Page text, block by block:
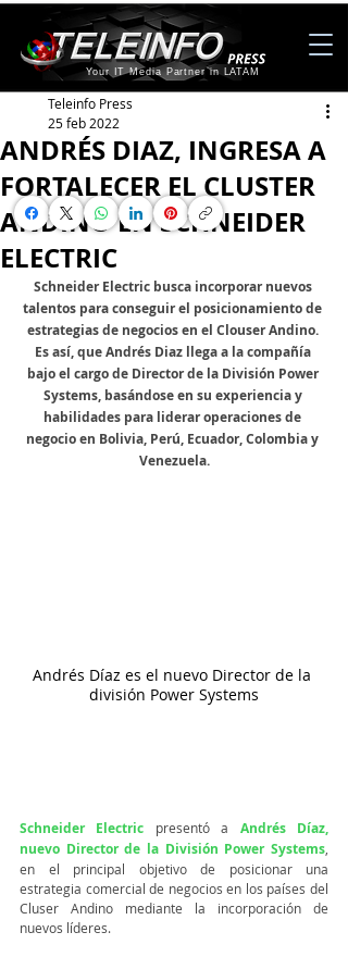
Your IT Media Partner in LATAM
ANDRÉS DIAZ, INGRESA A
FORTALECER EL CLUSTER
ANDINO EN SCHNEIDER
ELECTRIC
Teleinfo Press
25 feb 2022
Schneider Electric busca incorporar nuevos
talentos para conseguir el posicionamiento de
estrategias de negocios en el Clouser Andino.
Es así, que Andrés Diaz llega a la compañía
bajo el cargo de Director de la División Power
Systems, basándose en su experiencia y
habilidades para liderar operaciones de
negocio en Bolivia, Perú, Ecuador, Colombia y
Venezuela.
Andrés Díaz es el nuevo Director de la
división Power Systems
Schneider Electric presentó a Andrés Díaz,
nuevo Director de la División Power Systems
en el principal objetivo de posicionar una
estrategia comercial de negocios en los países del
Cluser Andino mediante la incorporación de
nuevos líderes.